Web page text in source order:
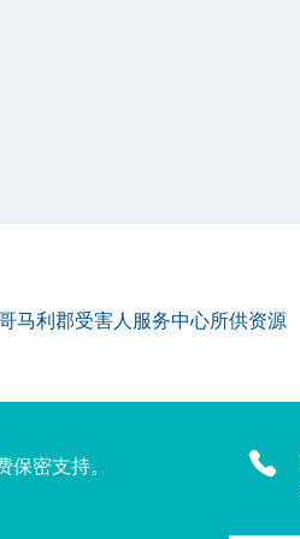
马利郡受害人服务中心所供资源
密支持。